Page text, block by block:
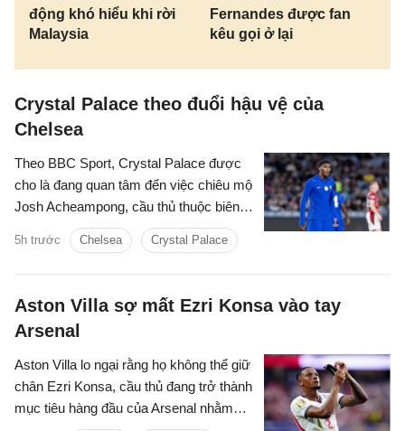
động khó hiểu khi rời
Malaysia
Fernandes được fan
kêu gọi ở lại
Crystal Palace theo đuổi hậu vệ của
Chelsea
Theo BBC Sport, Crystal Palace được
cho là đang quan tâm đến việc chiêu mộ
Josh Acheampong, cầu thủ thuộc biên
chế của Chelsea.
5h trước Chelsea Crystal Palace
Aston Villa sợ mất Ezri Konsa vào tay
Arsenal
Aston Villa lo ngại rằng họ không thể giữ
chân Ezri Konsa, cầu thủ đang trở thành
mục tiêu hàng đầu của Arsenal nhằm